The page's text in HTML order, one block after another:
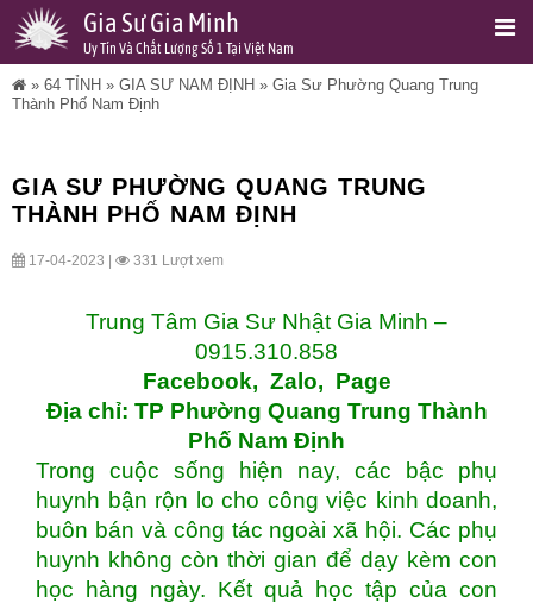
Gia Sư Gia Minh
Uy Tín Và Chất Lượng Số 1 Tại Việt Nam
» 64 TỈNH » GIA SƯ NAM ĐỊNH » Gia Sư Phường Quang Trung
Thành Phố Nam Định
GIA SƯ PHƯỜNG QUANG TRUNG
THÀNH PHỐ NAM ĐỊNH
17-04-2023 | 331 Lượt xem
Trung Tâm Gia Sư Nhật Gia Minh –
0915.310.858
Facebook, Zalo, Page
Địa chỉ: TP Phường Quang Trung Thành
Phố Nam Định
Trong cuộc sống hiện nay, các bậc phụ
huynh bận rộn lo cho công việc kinh doanh,
buôn bán và công tác ngoài xã hội. Các phụ
huynh không còn thời gian để dạy kèm con
học hàng ngày. Kết quả học tập của con